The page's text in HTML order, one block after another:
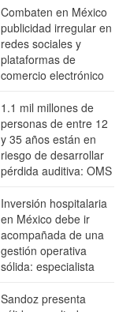
Combaten en México
publicidad irregular en
redes sociales y
plataformas de
comercio electrónico
1.1 mil millones de
personas de entre 12
y 35 años están en
riesgo de desarrollar
pérdida auditiva: OMS
Inversión hospitalaria
en México debe ir
acompañada de una
gestión operativa
sólida: especialista
Sandoz presenta